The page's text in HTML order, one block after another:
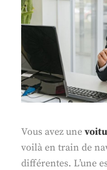
Vous avez une
voilà en train de
différentes. L’une